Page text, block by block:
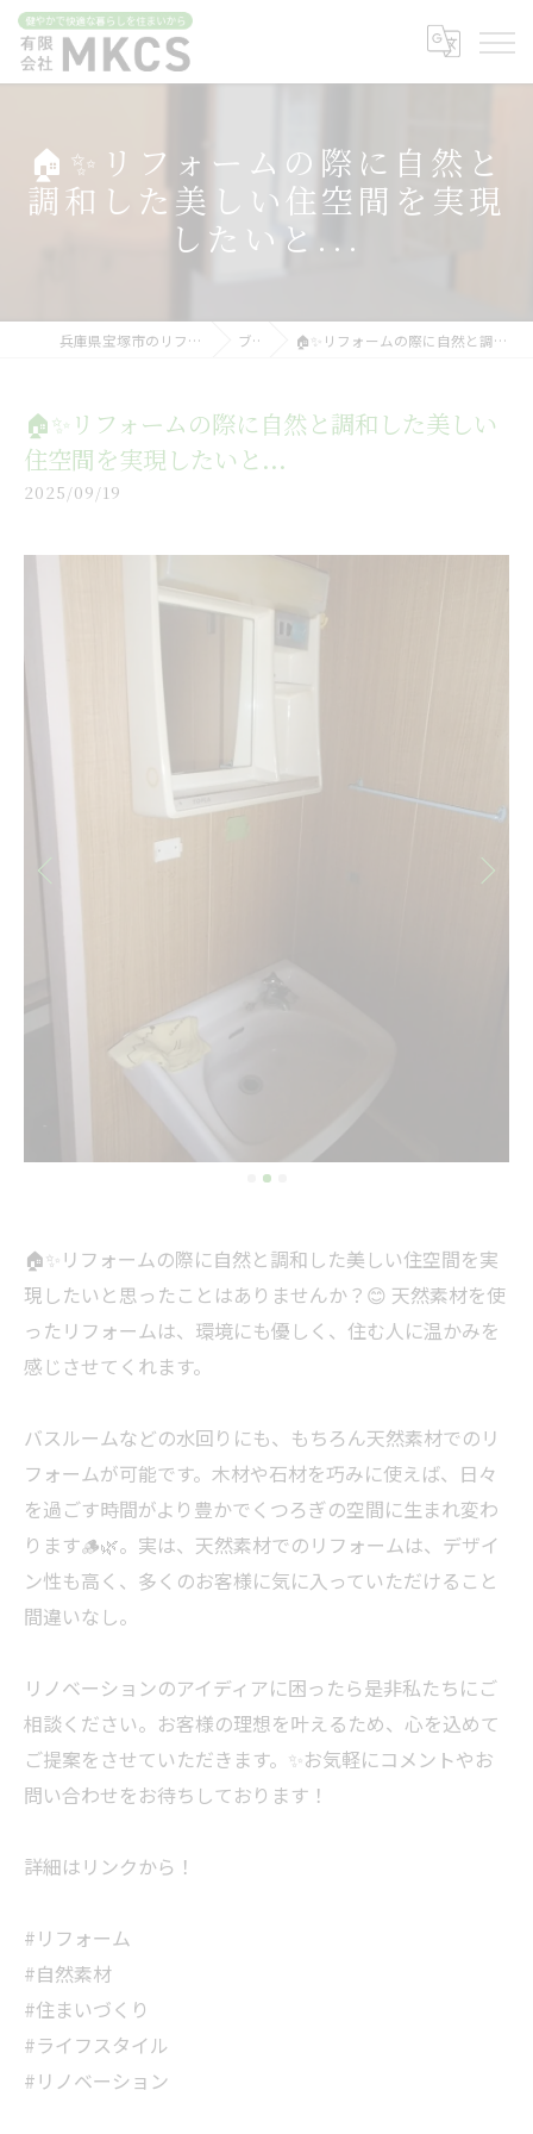
🏠✨リフォームの際に自然と
調和した美しい住空間を実現
したいと...
兵庫県宝塚市のリフォームなら有限会社MKCS ブログ 🏠✨リフォームの際に自然と調和した美しい住空間を実現したいと...
🏠✨リフォームの際に自然と調和した美しい
住空間を実現したいと...
2025/09/19
🏠✨リフォームの際に自然と調和した美しい住空間を実
現したいと思ったことはありませんか？😊 天然素材を使
ったリフォームは、環境にも優しく、住む人に温かみを
感じさせてくれます。
バスルームなどの水回りにも、もちろん天然素材でのリ
フォームが可能です。木材や石材を巧みに使えば、日々
を過ごす時間がより豊かでくつろぎの空間に生まれ変わ
ります🪵🌿。実は、天然素材でのリフォームは、デザイ
ン性も高く、多くのお客様に気に入っていただけること
間違いなし。
リノベーションのアイディアに困ったら是非私たちにご
相談ください。お客様の理想を叶えるため、心を込めて
ご提案をさせていただきます。✨お気軽にコメントやお
問い合わせをお待ちしております！
詳細はリンクから！
#リフォーム
#自然素材
#住まいづくり
#ライフスタイル
#リノベーション